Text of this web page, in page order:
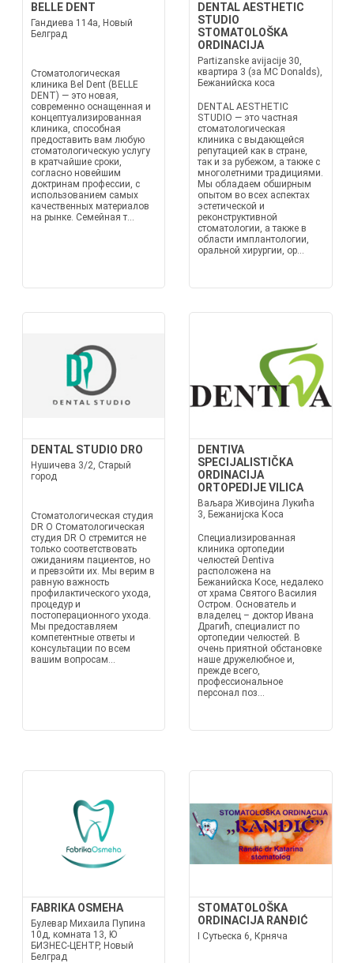
BELLE DENT
Гандиева 114a, Новый
Белград
Стоматологическая
клиника Bel Dent (BELLE
DENT) — это новая,
современно оснащенная и
концептуализированная
клиника, способная
предоставить вам любую
стоматологическую услугу
в кратчайшие сроки,
согласно новейшим
доктринам профессии, с
использованием самых
качественных материалов
на рынке. Семейная т...
DENTAL AESTHETIC
STUDIO
STOMATOLOŠKA
ORDINACIJA
Partizanske avijacije 30,
квартира 3 (за MC Donalds),
Бежанийска коса
DENTAL AESTHETIC
STUDIO — это частная
стоматологическая
клиника с выдающейся
репутацией как в стране,
так и за рубежом, а также с
многолетними традициями.
Мы обладаем обширным
опытом во всех аспектах
эстетической и
реконструктивной
стоматологии, а также в
области имплантологии,
оральной хирургии, ор...
DENTAL STUDIO DRO
Нушичева 3/2, Старый
город
Стоматологическая студия
DR O Стоматологическая
студия DR O стремится не
только соответствовать
ожиданиям пациентов, но
и превзойти их. Мы верим в
равную важность
профилактического ухода,
процедур и
постоперационного ухода.
Мы предоставляем
компетентные ответы и
консультации по всем
вашим вопросам...
DENTIVA
SPECIJALISTIČKA
ORDINACIJA
ORTOPEDIJE VILICA
Ваљара Живојина Лукића
3, Бежанијска Коса
Специализированная
клиника ортопедии
челюстей Dentiva
расположена на
Бежанийска Косе, недалеко
от храма Святого Василия
Остром. Основатель и
владелец – доктор Ивана
Драгић, специалист по
ортопедии челюстей. В
очень приятной обстановке
наше дружелюбное и,
прежде всего,
профессиональное
персонал поз...
FABRIKA OSMEHA
Булевар Михаила Пупина
10д, комната 13, Ю
БИЗНЕС-ЦЕНТР, Новый
Белград
STOMATOLOŠKA
ORDINACIJA RANĐIĆ
I Сутьеска 6, Крняча